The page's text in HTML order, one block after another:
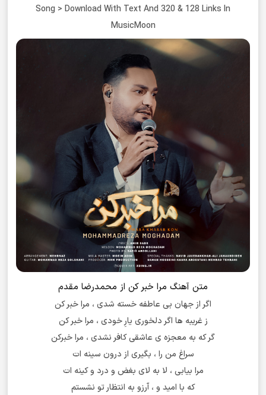
Song > Download With Text And 320 & 128 Links In
MusicMoon
متن آهنگ مرا خبر کن از محمدرضا مقدم
اگر از جهان بی عاطفه خسته شدی ، مرا خبر کن
ز غریبه ها اگر دلخوری یارِ خودی ، مرا خبر کن
گر که به معجزه ی عاشقی کافر نشدی ، مرا خبرکن
سراغ من را ، بگیری از درون سینه ات
مرا بیابی ، لا به لای بغض و درد و کینه ات
که با امید و ، آرزو به انتظار تو نشستم